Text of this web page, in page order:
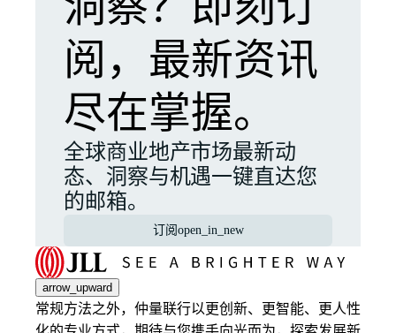
阅，最新资讯
尽在掌握。
全球商业地产市场最新动
态、洞察与机遇一键直达您
的邮箱。
订阅open_in_new
arrow_upward
常规方法之外，仲量联行以更创新、更智能、更人性